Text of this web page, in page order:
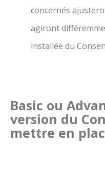
concernés
agiront
installée du
Basic ou
version du
mettre en